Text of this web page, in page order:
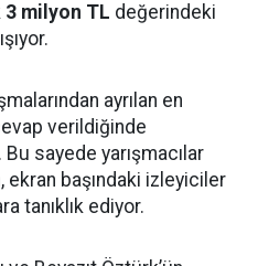
3 milyon TL değerindeki
ayrılan en
verildiğinde
sayede yarışmacılar
ekran başındaki izleyiciler
tanıklık ediyor.